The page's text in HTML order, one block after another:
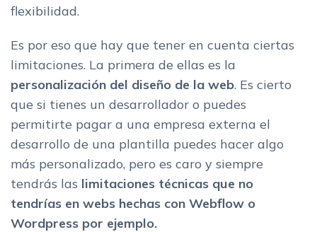
flexibilidad.
Es por eso que hay que tener en cuenta ciertas
limitaciones. La primera de ellas es la
personalización del diseño de la web. Es cierto
que si tienes un desarrollador o puedes
permitirte pagar a una empresa externa el
desarrollo de una plantilla puedes hacer algo
más personalizado, pero es caro y siempre
tendrás las limitaciones técnicas que no
tendrías en webs hechas con Webflow o
Wordpress por ejemplo.